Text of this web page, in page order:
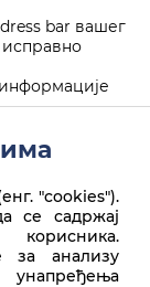
bar вашег
исправно
"cookies").
се садржај
корисника.
за анализу